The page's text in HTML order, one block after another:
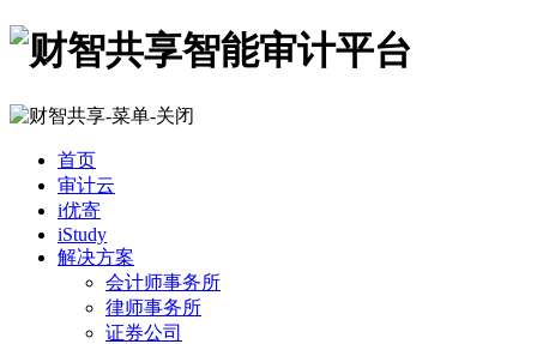
首页
审计云
i优寄
iStudy
解决方案
会计师事务所
律师事务所
证券公司